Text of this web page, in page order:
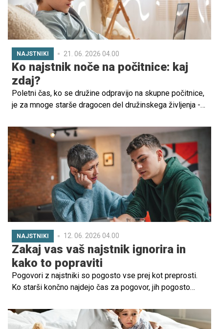
pogosto postavijo pred težke izbire. Nekdo potrebuje
več časa, več pomoči, več prisotnosti ...
NAJSTNIKI 21. 06. 2026 04.00
Ko najstnik noče na počitnice: kaj
zdaj?
Poletni čas, ko se družine odpravijo na skupne počitnice,
je za mnoge starše dragocen del družinskega življenja -
trenutke in povezanost. Zato ni presenetljivo, da lahko
starša globoko zaskeli, ko najstnik nenadoma reče: Letos
ne grem več z vami na morje.
NAJSTNIKI 12. 06. 2026 04.00
Zakaj vas vaš najstnik ignorira in
kako to popraviti
Pogovori z najstniki so pogosto vse prej kot preprosti.
Ko starši končno najdejo čas za pogovor, jih pogosto
nezainteresiranost. Na drugi strani pa najstniki pogosto
doživljajo močna čustva, stiske in dvome, a jih kljub temu